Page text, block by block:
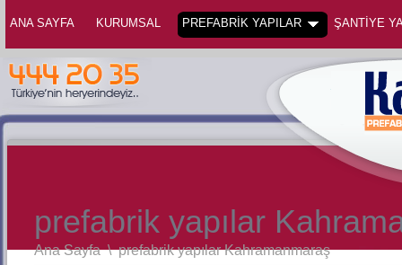
ANA SAYFA KURUMSAL PREFABRİK YAPILAR ŞANTİYE
prefabrik yapılar
Ana Sayfa \prefabrik yapılar Kahramanmaraş